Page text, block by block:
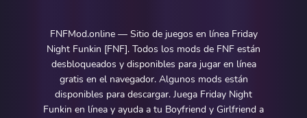
FNFMod.online — Sitio de juegos en línea Friday
Night Funkin [FNF]. Todos los mods de FNF están
desbloqueados y disponibles para jugar en línea
gratis en el navegador. Algunos mods están
disponibles para descargar. Juega Friday Night
Funkin en línea y ayuda a tu Boyfriend y Girlfriend a